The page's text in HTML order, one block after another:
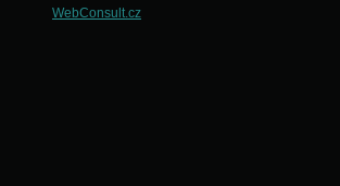
WebConsult.cz